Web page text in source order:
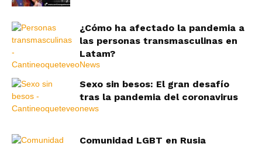
¿Cómo ha afectado la pandemia a
las personas transmasculinas en
Latam?
Sexo sin besos: El gran desafío
tras la pandemia del coronavirus
Comunidad LGBT en Rusia